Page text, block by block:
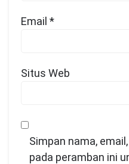
Email *
Situs Web
Simpan nama,
pada peramban ini